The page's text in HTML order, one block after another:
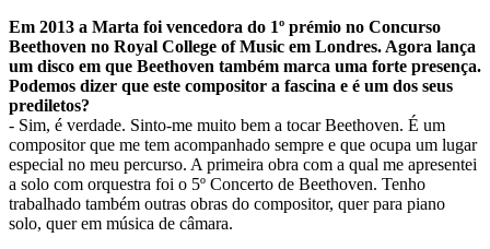
Em 2013 a Marta foi vencedora do 1º prémio no Concurso
Beethoven no Royal College of Music em Londres. Agora lança
um disco em que Beethoven também marca uma forte presença.
Podemos dizer que este compositor a fascina e é um dos seus
prediletos?
- Sim, é verdade. Sinto-me muito bem a tocar Beethoven. É um
compositor que me tem acompanhado sempre e que ocupa um lugar
especial no meu percurso. A primeira obra com a qual me apresentei
a solo com orquestra foi o 5º Concerto de Beethoven. Tenho
trabalhado também outras obras do compositor, quer para piano
solo, quer em música de câmara.